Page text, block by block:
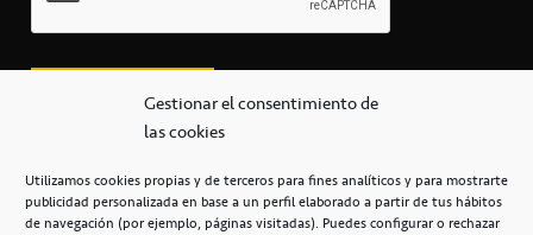
Gestionar el consentimiento de
las cookies
Utilizamos cookies propias y de terceros para fines analíticos y para mostrarte
publicidad personalizada en base a un perfil elaborado a partir de tus hábitos
de navegación (por ejemplo, páginas visitadas). Puedes configurar o rechazar
secretaria@cbcanarias.es